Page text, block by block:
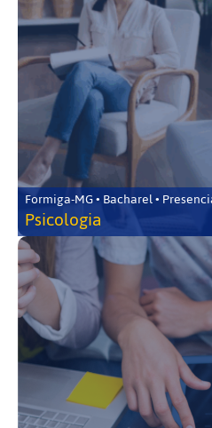
Formiga-MG • Bacharel •
Psicologia